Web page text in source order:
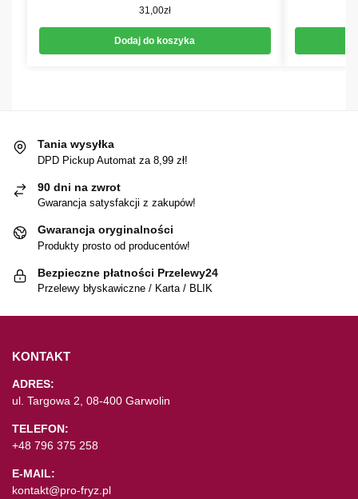
31,00zł
Dodaj do koszyka
Tania wysyłka
DPD Pickup Automat za 8,99 zł!
90 dni na zwrot
Gwarancja satysfakcji z zakupów!
Gwarancja oryginalności
Produkty prosto od producentów!
Bezpieczne płatności Przelewy24
Przelewy błyskawiczne / Karta / BLIK
KONTAKT
ADRES:
ul. Targowa 2, 08-400 Garwolin
TELEFON:
+48 796 375 258
E-MAIL:
kontakt@pro-fryz.pl